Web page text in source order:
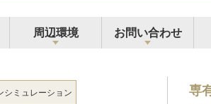
周辺環境 お問い合わせ
シミュレーション 専